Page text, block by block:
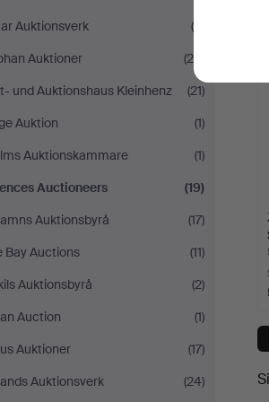
Auktionsverk
(8)
Auktioner
(24)
und Auktionshaus Kleinhenz
(21)
Auktion
(1)
Auktionskammare
(1)
Auctioneers
(19)
Auktionsbyrå
(17)
Bay Auctions
(11)
Auktionsbyrå
(2)
Auction
(1)
Auktioner
(17)
Auktionsverk
(24)